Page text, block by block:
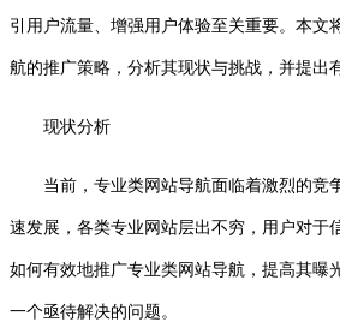
引用户流量、增强用户体验至关重要。本文
航的推广策略，分析其现状与挑战，并提出
现状分析
当前，专业类网站导航面临着激烈的竞
速发展，各类专业网站层出不穷，用户对于
如何有效地推广专业类网站导航，提高其曝
一个亟待解决的问题。